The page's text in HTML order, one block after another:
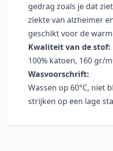
gedrag zoals je dat
ziekte van alzheimer
geschikt voor de
Kwaliteit van de stof:
100% katoen, 160 gr/
Wasvoorschrift:
Wassen op 60°C, niet
strijken op een lage